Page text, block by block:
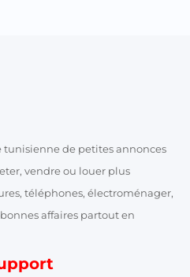
de petites annonces
vendre ou louer plus
téléphones, électroménager,
affaires partout en